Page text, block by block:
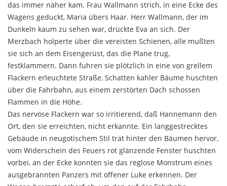
das immer näher kam. Frau Wallmann strich, in eine Ecke des
Wagens ge­duckt, Maria übers Haar. Herr Wallmann, der im
Dun­keln kaum zu sehen war, drückte Eva an sich. Der
Merzbach holperte über die vereisten Schienen, alle mußten
sie sich an dem Eisengerüst, das die Plane trug,
festklammern. Dann fuhren sie plötzlich in eine von grellem
Flackern erleuchtete Straße, Schatten kahler Bäume huschten
über die Fahrbahn, aus einem zerstör­ten Dach schossen
Flammen in die Höhe.
Das nervöse Flackern war so irritierend, daß Hanne­mann den
Ort, den sie erreichten, nicht erkannte. Ein langgestrecktes
Gebäude in neugotischem Stil trat hin­ter den Bäumen hervor,
vom Widerschein des Feuers rot glänzende Fenster huschten
vorbei, an der Ecke konnten sie das reglose Monstrum eines
ausgebrann­ten Panzers mit offener Luke erkennen. Der